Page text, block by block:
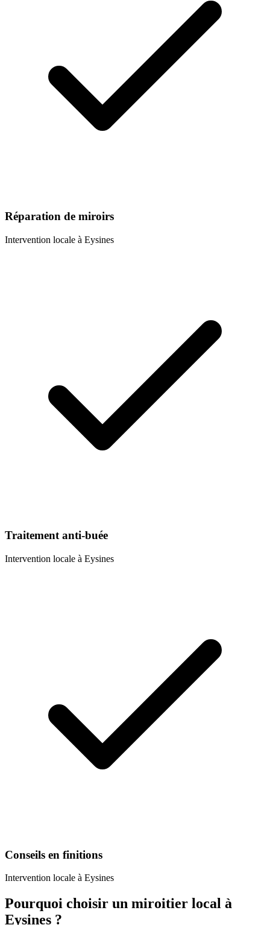
Réparation de miroirs
Intervention locale à Eysines
Traitement anti-buée
Intervention locale à Eysines
Conseils en finitions
Intervention locale à Eysines
Pourquoi choisir un miroitier local à
Eysines ?